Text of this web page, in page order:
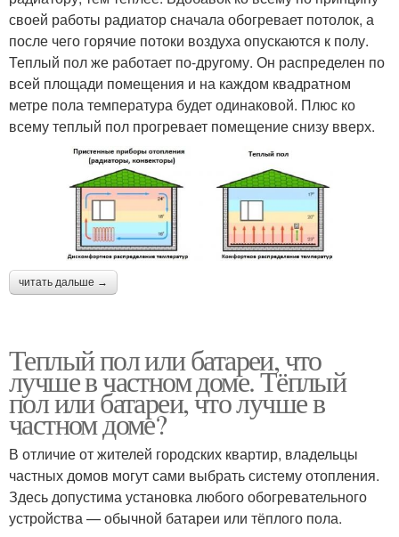
своей работы радиатор сначала обогревает потолок, а
после чего горячие потоки воздуха опускаются к полу.
Теплый пол же работает по-другому. Он распределен по
всей площади помещения и на каждом квадратном
метре пола температура будет одинаковой. Плюс ко
всему теплый пол прогревает помещение снизу вверх.
читать дальше →
Теплый пол или батареи, что
лучше в частном доме. Тёплый
пол или батареи, что лучше в
частном доме?
В отличие от жителей городских квартир, владельцы
частных домов могут сами выбрать систему отопления.
Здесь допустима установка любого обогревательного
устройства — обычной батареи или тёплого пола.